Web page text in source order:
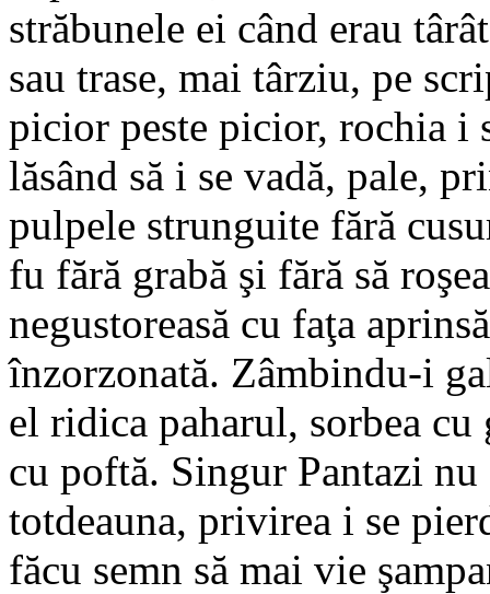
străbunele ei când erau
sau trase, mai târziu, pe
picior peste picior, rochia i
lăsând să i se vadă, pale,
pulpele strunguite fără
fu fără grabă şi fără să
negustoreasă cu faţa
înzorzonată. Zâmbindu-i
el ridica paharul, sorbea
cu poftă. Singur Pantazi
totdeauna, privirea i se
făcu semn să mai vie